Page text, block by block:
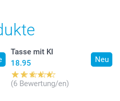
20 cm Neu
Tasse mit KI
18.95
(6 Bewertung/en)